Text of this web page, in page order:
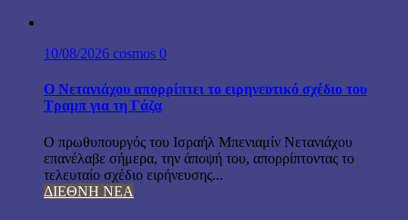
10/08/2026 cosmos 0
Ο Νετανιάχου απορρίπτει το ειρηνευτικό σχέδιο του
Τραμπ για τη Γάζα
Ο πρωθυπουργός του Ισραήλ Μπενιαμίν Νετανιάχου
επανέλαβε σήμερα, την άποψή του, απορρίπτοντας το
τελευταίο σχέδιο ειρήνευσης...
ΔΙΕΘΝΗ ΝΕΑ